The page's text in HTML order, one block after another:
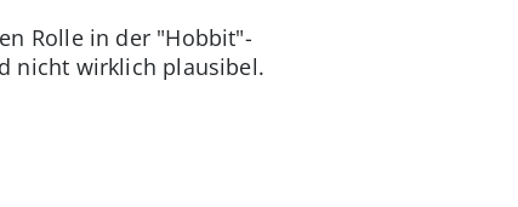
Rolle in der "Hobbit"-
nicht wirklich plausibel.